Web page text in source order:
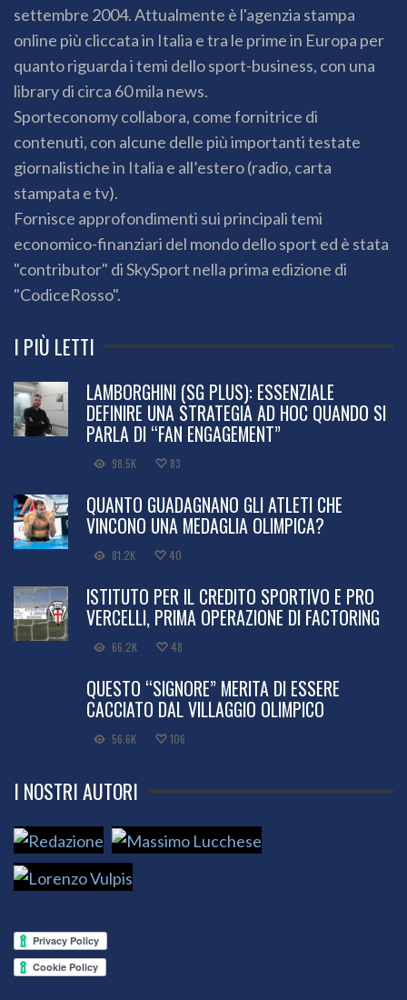
settembre 2004. Attualmente è l'agenzia stampa
online più cliccata in Italia e tra le prime in Europa per
quanto riguarda i temi dello sport-business, con una
library di circa 60 mila news.
Sporteconomy collabora, come fornitrice di
contenuti, con alcune delle più importanti testate
giornalistiche in Italia e all’estero (radio, carta
stampata e tv).
Fornisce approfondimenti sui principali temi
economico-finanziari del mondo dello sport ed è stata
"contributor" di SkySport nella prima edizione di
"CodiceRosso".
I PIÙ LETTI
LAMBORGHINI (SG PLUS): ESSENZIALE
DEFINIRE UNA STRATEGIA AD HOC QUANDO SI
PARLA DI “FAN ENGAGEMENT”
98.5K 83
QUANTO GUADAGNANO GLI ATLETI CHE
VINCONO UNA MEDAGLIA OLIMPICA?
81.2K 40
ISTITUTO PER IL CREDITO SPORTIVO E PRO
VERCELLI, PRIMA OPERAZIONE DI FACTORING
66.2K 48
QUESTO “SIGNORE” MERITA DI ESSERE
CACCIATO DAL VILLAGGIO OLIMPICO
56.6K 106
I NOSTRI AUTORI